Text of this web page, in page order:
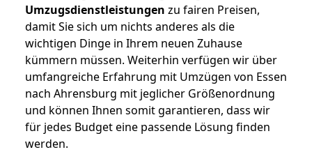
Umzugsdienstleistungen zu fairen Preisen,
damit Sie sich um nichts anderes als die
wichtigen Dinge in Ihrem neuen Zuhause
kümmern müssen. Weiterhin verfügen wir über
umfangreiche Erfahrung mit Umzügen von Essen
nach Ahrensburg mit jeglicher Größenordnung
und können Ihnen somit garantieren, dass wir
für jedes Budget eine passende Lösung finden
werden.